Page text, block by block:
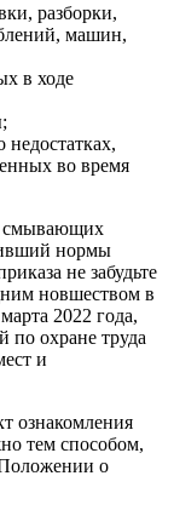
разборки,
машин,
в ходе
недостатках,
во время
смывающих
нормы
не забудьте
новшеством в
2022 года,
по охране труда
и
ознакомления
тем способом,
о